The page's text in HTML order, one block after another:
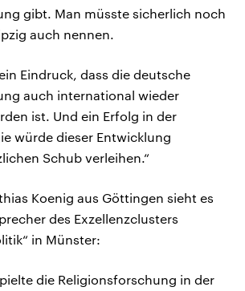
gibt. Man müsste sicherlich noch
auch nennen.
Eindruck, dass die deutsche
auch international wieder
ist. Und ein Erfolg in der
würde dieser Entwicklung
Schub verleihen.“
Koenig aus Göttingen sieht es
des Exzellenzclusters
in Münster:
die Religionsforschung in der